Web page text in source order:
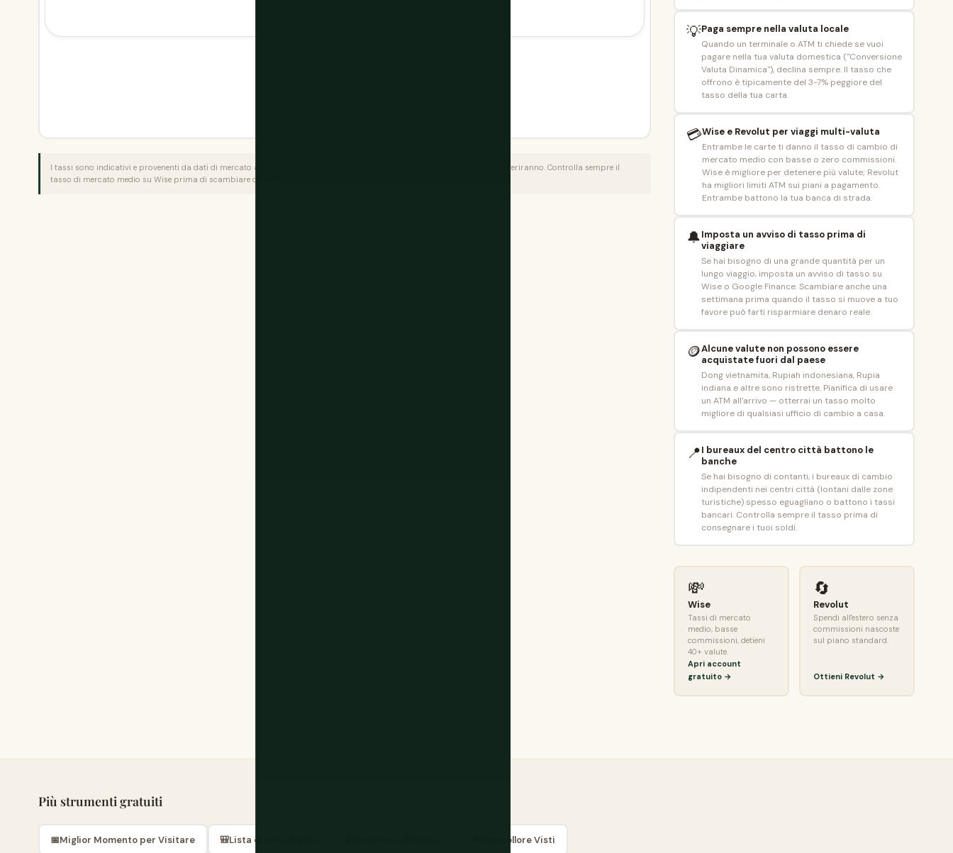
I tassi sono indicativi e provenenti da dati di mercato aperti. I tassi effettivi dalla tua banca o servizio di trasferimento differiranno. Controlla sempre il
tasso di mercato medio su Wiseprima di scambiare denaro.
💡Paga sempre nella valuta locale
Quando un terminale o ATM ti chiede se vuoi
pagare nella tua valuta domestica ("Conversione
Valuta Dinamica"), declina sempre. Il tasso che
offrono è tipicamente del 3-7% peggiore del
tasso della tua carta.
💳Wise e Revolut per viaggi multi-valuta
Entrambe le carte ti danno il tasso di cambio di
mercato medio con basse o zero commissioni.
Wise è migliore per detenere più valute; Revolut
ha migliori limiti ATM sui piani a pagamento.
Entrambe battono la tua banca di strada.
🔔Imposta un avviso di tasso prima di
viaggiare
Se hai bisogno di una grande quantità per un
lungo viaggio, imposta un avviso di tasso su
Wise o Google Finance. Scambiare anche una
settimana prima quando il tasso si muove a tuo
favore può farti risparmiare denaro reale.
🪙Alcune valute non possono essere
acquistate fuori dal paese
Dong vietnamita, Rupiah indonesiana, Rupia
indiana e altre sono ristrette. Pianifica di usare
un ATM all'arrivo — otterrai un tasso molto
migliore di qualsiasi ufficio di cambio a casa.
📍I bureaux del centro città battono le
banche
Se hai bisogno di contanti, i bureaux di cambio
indipendenti nei centri città (lontani dalle zone
turistiche) spesso eguagliano o battono i tassi
bancari. Controlla sempre il tasso prima di
consegnare i tuoi soldi.
💸
Wise
Tassi di mercato
medio, basse
commissioni, detieni
40+ valute.
Apri account
gratuito →
🔄
Revolut
Spendi all'estero senza
commissioni nascoste
sul piano standard.
Ottieni Revolut →
Più strumenti gratuiti
📅Miglior Momento per Visitare 🎒Lista di Imballaggio Controllore Visti